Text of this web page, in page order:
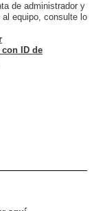
de administrador y
equipo, consulte lo
ID de